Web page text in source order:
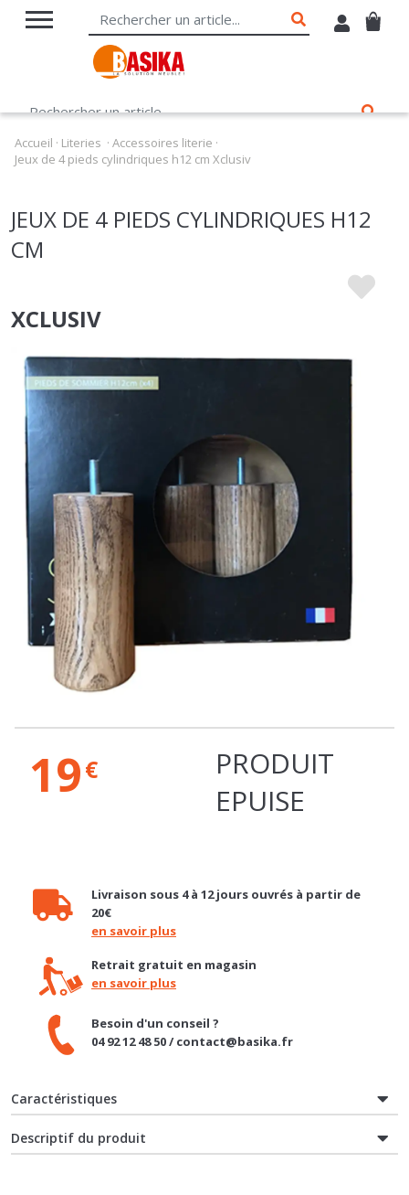
Accueil·Literies ·Accessoires literie ·
JEUX DE 4 PIEDS CYLINDRIQUES H12
CM
XCLUSIV
19 €
PRODUIT
EPUISE
Livraison sous 4 à 12 jours ouvrés à partir de
20€
Retrait gratuit en magasin
Besoin d'un conseil ?
Caractéristiques
Descriptif du produit